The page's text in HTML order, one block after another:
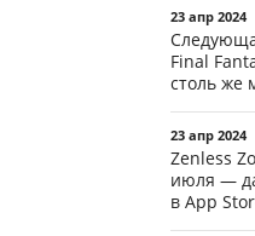
23 апр 2024
Final
столь же
23 апр 2024
Zenless
июля —
в App